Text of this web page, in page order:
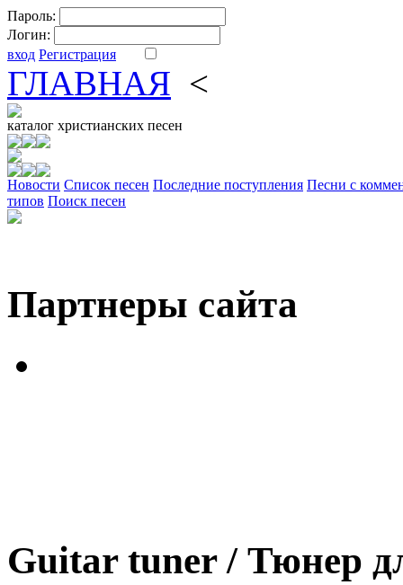
Пароль:
Логин:
вход Регистрация
ГЛАВНАЯ <
каталог христианских песен
Новости Cписок песен Последние поступления Песни с
типов Поиск песен
Партнеры сайта
Guitar tuner / Тюнер